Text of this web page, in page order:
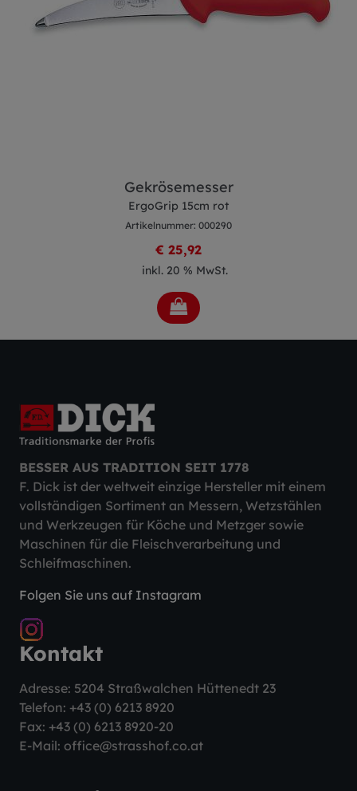
BESSER AUS TRADITION SEIT 1778
F. Dick ist der weltweit einzige Hersteller mit einem
vollständigen Sortiment an Messern, Wetzstählen
und Werkzeugen für Köche und Metzger sowie
Maschinen für die Fleischverarbeitung und
Schleifmaschinen.
Folgen Sie uns auf Instagram
Kontakt
Adresse: 5204 Straßwalchen Hüttenedt 23
Telefon: +43 (0) 6213 8920
Fax: +43 (0) 6213 8920-20
E-Mail: office@strasshof.co.at